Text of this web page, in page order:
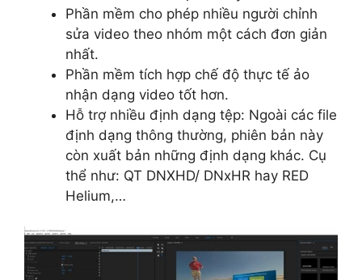
Phần mềm cho phép nhiều người chỉnh
sửa video theo nhóm một cách đơn giản
nhất.
Phần mềm tích hợp chế độ thực tế ảo
nhận dạng video tốt hơn.
Hỗ trợ nhiều định dạng tệp: Ngoài các file
định dạng thông thường, phiên bản này
còn xuất bản những định dạng khác. Cụ
thể như: QT DNXHD/ DNxHR hay RED
Helium,…